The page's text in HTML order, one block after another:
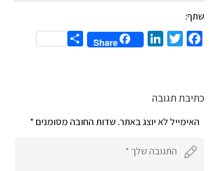
שתף:
Facebook
Twitter
LinkedIn
Share
Share
כתיבת תגובה
האימייל לא יוצג באתר. שדות החובה מסומנים *